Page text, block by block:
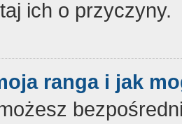
ich o przyczyny.
ranga i jak